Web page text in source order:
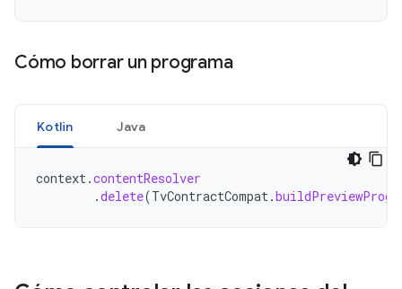
Cómo borrar un programa
Kotlin Java
context.contentResolver
.delete(TvContractCompat.